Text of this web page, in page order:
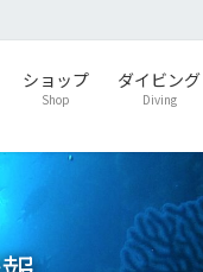
ショップ
Shop
ダイビング
Diving